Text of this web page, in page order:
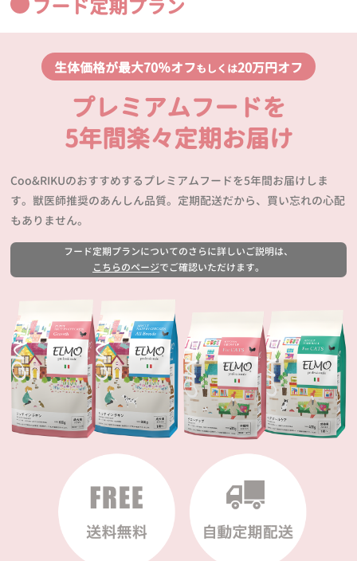
フード定期プラン
生体価格が最大70％オフもしくは20万円オフ
プレミアムフードを
5年間楽々定期お届け
Coo&RIKUのおすすめするプレミアムフードを5年間お届けしま
す。獣医師推奨のあんしん品質。定期配送だから、買い忘れの心配
もありません。
フード定期プランについてのさらに詳しいご説明は、
こちらのページでご確認いただけます。